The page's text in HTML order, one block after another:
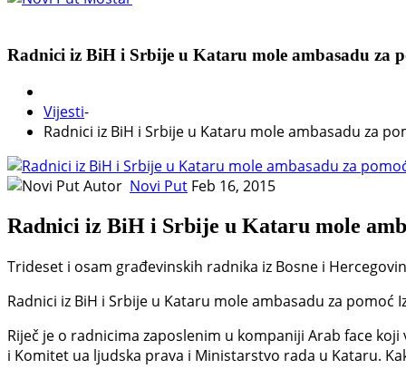
Radnici iz BiH i Srbije u Kataru mole ambasadu za
Vijesti-
Radnici iz BiH i Srbije u Kataru mole ambasadu za
Autor Novi Put Feb 16, 2015
Radnici iz BiH i Srbije u Kataru mole
Trideset i osam građevinskih radnika iz Bosne i
Radnici iz BiH i Srbije u Kataru mole ambasadu za pomoć
Riječ je o radnicima zaposlenim u kompaniji Arab face
i Komitet ua ljudska prava i Ministarstvo rada u Kataru.